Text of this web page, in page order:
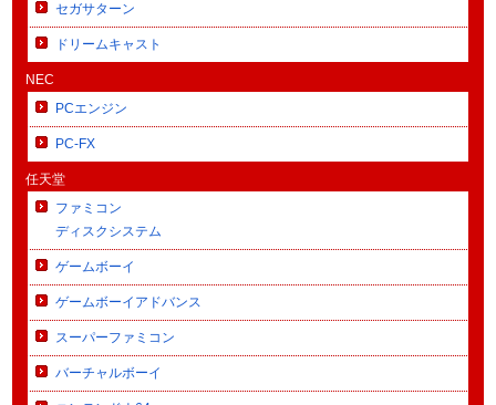
セガサターン
ドリームキャスト
NEC
PCエンジン
PC-FX
任天堂
ファミコン
ディスクシステム
ゲームボーイ
ゲームボーイアドバンス
スーパーファミコン
バーチャルボーイ